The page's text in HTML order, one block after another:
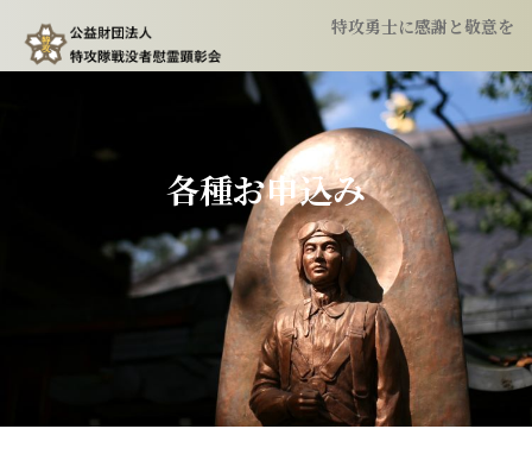
特攻勇士に感謝と敬意を
顕彰会について
特攻隊について
慰霊祭のご案内
特攻像の奉納
各種お申込み